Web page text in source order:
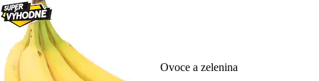
Ovoce a zelenina